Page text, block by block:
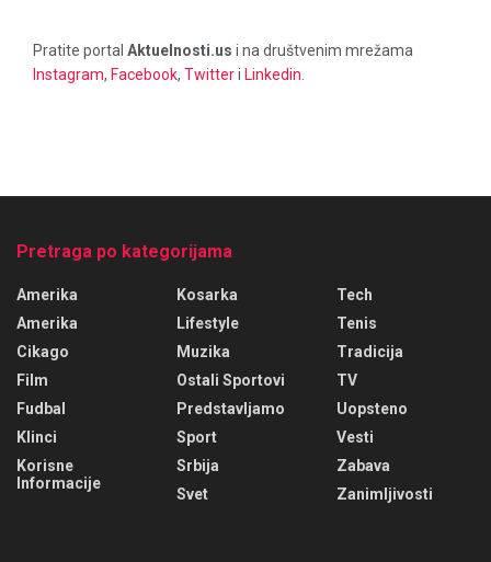
Pratite portal Aktuelnosti.us i na društvenim mrežama
Instagram, Facebook, Twitteri Linkedin
Pretraga po kategorijama
Amerika
Amerika
Cikago
Film
Fudbal
Klinci
Korisne
Informacije
Kosarka
Lifestyle
Muzika
Ostali Sportovi
Predstavljamo
Sport
Srbija
Svet
Tech
Tenis
Tradicija
TV
Uopsteno
Vesti
Zabava
Zanimljivosti